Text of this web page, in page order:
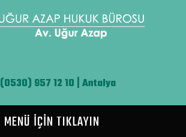
(0530) 957 12 10 | Antalya
MENÜ İÇİN TIKLAYIN